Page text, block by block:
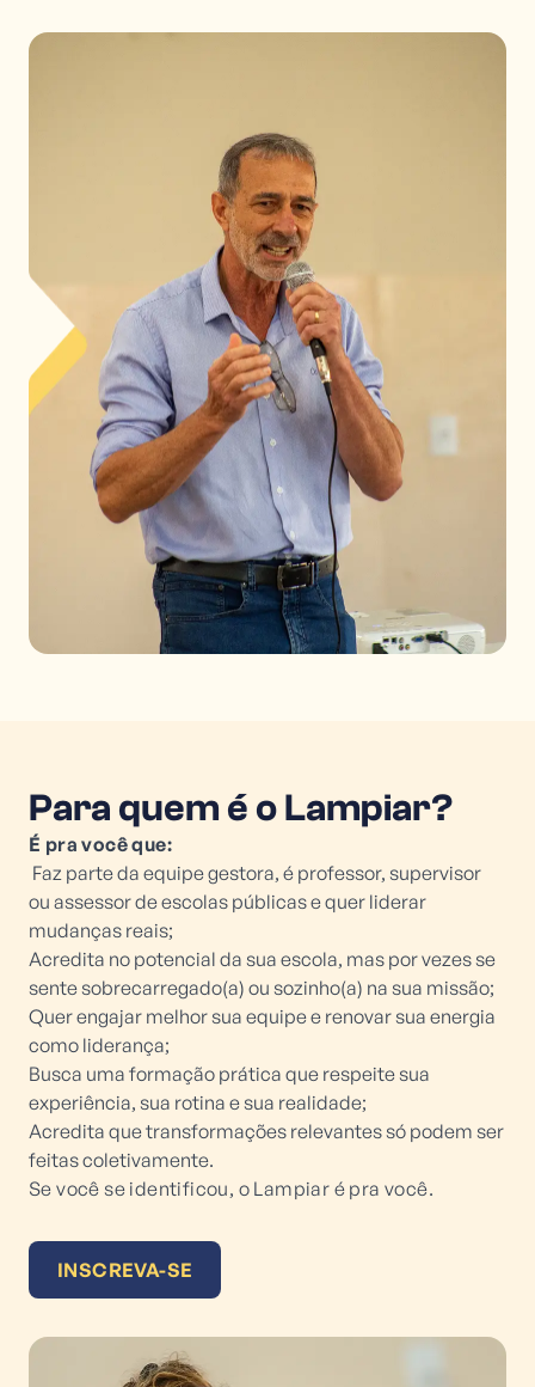
Para quem é o Lampiar?
É pra você que:
Faz parte da equipe gestora, é professor, supervisor
ou assessor de escolas públicas e quer liderar
mudanças reais;
Acredita no potencial da sua escola, mas por vezes se
sente sobrecarregado(a) ou sozinho(a) na sua missão;
Quer engajar melhor sua equipe e renovar sua energia
como liderança;
Busca uma formação prática que respeite sua
experiência, sua rotina e sua realidade;
Acredita que transformações relevantes só podem ser
feitas coletivamente.
Se você se identificou, o Lampiar é pra você.
INSCREVA-SE